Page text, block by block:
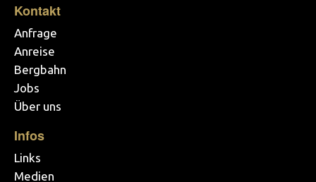
Kontakt
Anfrage
Anreise
Bergbahn
Jobs
Über uns
Infos
Links
Medien